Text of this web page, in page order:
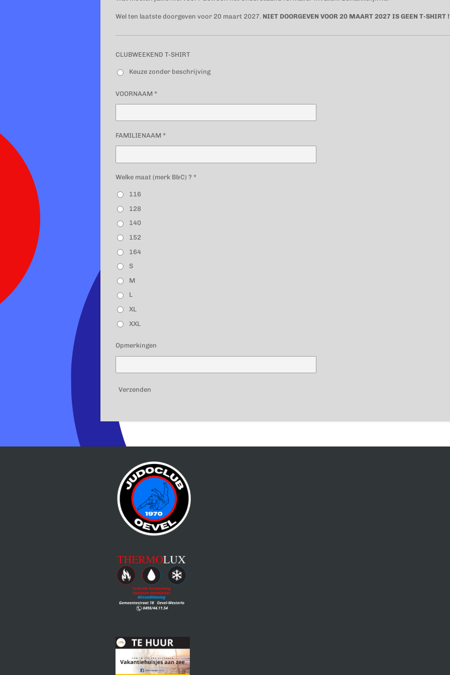
Wel ten laatste doorgeven voor 20 maart 2027. NIET DOORGEVEN VOOR 20 MAART 2027 IS GEEN T-SHIRT
CLUBWEEKEND T-SHIRT
Keuze zonder beschrijving
VOORNAAM *
FAMILIENAAM *
Welke maat (merk B&C) ? *
116
128
140
152
164
S
M
L
XL
XXL
Opmerkingen
Verzenden